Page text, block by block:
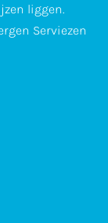
liggen.
Serviezen